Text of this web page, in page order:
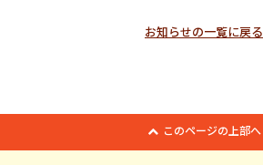
お知らせの一覧に戻る
このページの上部へ